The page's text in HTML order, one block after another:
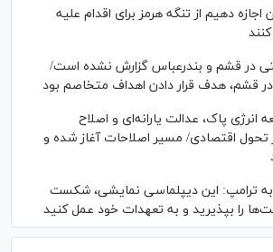
اجازه دهیم از تنگه هرمز برای اقدام علیه
در قشم و بندرعباس گزارش نشده است/
قشم، هدف قرار دادن اهداف متخاصم بود
انرژی پاک، عدالت یارانه‌ای و اصلاح
اقتصادی/ مسیر اصلاحات آغاز شده و
به ترامپ: این دیپلماسی نمایشی، شکست
را بپذیرید و به تعهدات خود عمل کنید